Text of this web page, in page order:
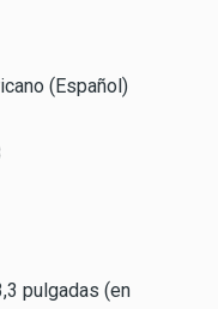
(Español)
pulgadas (en